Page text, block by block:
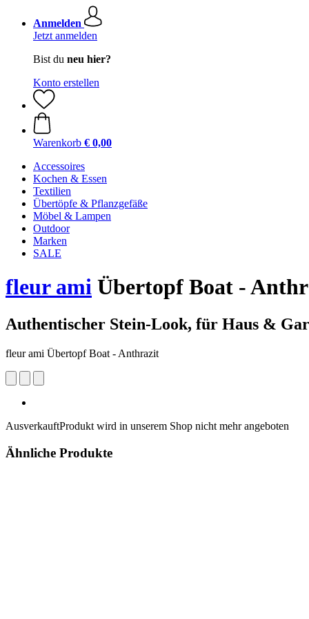
Anmelden
Jetzt anmelden
Bist du neu hier?
Konto erstellen
Warenkorb € 0,00
Accessoires
Kochen & Essen
Textilien
Übertöpfe & Pflanzgefäße
Möbel & Lampen
Outdoor
Marken
SALE
fleur ami Übertopf Boat -
Authentischer Stein-Look, für Haus &
fleur ami Übertopf Boat - Anthrazit
AusverkauftProdukt wird in unserem Shop nicht mehr angeboten
Ähnliche Produkte